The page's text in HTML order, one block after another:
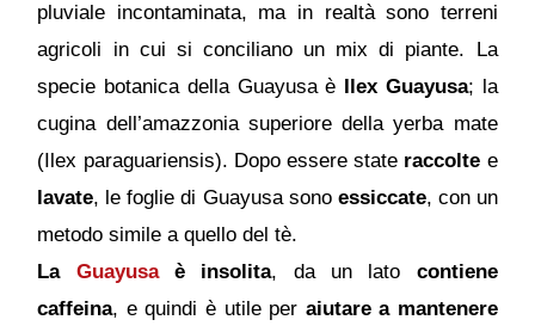
pluviale incontaminata, ma in realtà sono terreni
agricoli in cui si conciliano un mix di piante. La
specie botanica della Guayusa è Ilex Guayusa; la
cugina dell’amazzonia superiore della yerba mate
(Ilex paraguariensis). Dopo essere state raccolte e
lavate, le foglie di Guayusa sono essiccate, con un
metodo simile a quello del tè.
La Guayusaè insolita, da un lato contiene
caffeina, e quindi è utile per aiutare a mantenere